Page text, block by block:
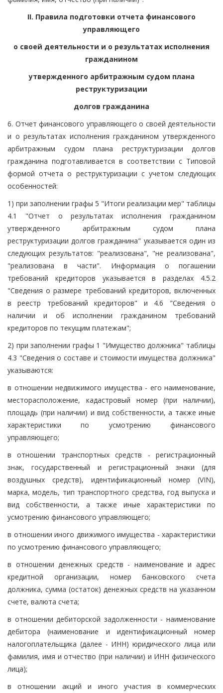
II. Правила подготовки отчета финансового
управляющего
о своей деятельности и о результатах исполнения
гражданином
утвержденного арбитражным судом плана
реструктуризации
долгов гражданина
6. Отчет финансового управляющего о своей деятельности
и о результатах исполнения гражданином утвержденного
арбитражным судом плана реструктуризации долгов
гражданина подготавливается в соответствии с Типовой
формой отчета о реструктуризации с учетом следующих
особенностей:
1) при заполнении графы 5 "Итоги реализации мер" таблицы
4.1 "Отчет о результатах исполнения гражданином
утвержденного арбитражным судом плана
реструктуризации долгов гражданина" указывается один из
следующих результатов: "реализована", "не реализована",
"реализована в части". Информация о погашении
требований кредиторов указывается в разделах 4.5.2
"Сведения о размере требований кредиторов, включенных
в реестр требований кредиторов" и 4.6 "Сведения о
наличии и об исполнении гражданином требований
кредиторов по текущим платежам";
2) при заполнении графы 1 "Имущество должника" таблицы
4.3 "Сведения о составе и стоимости имущества должника"
указываются:
в отношении недвижимого имущества - его наименование,
месторасположение, кадастровый номер (при наличии),
площадь (при наличии) и вид собственности, а также иные
характеристики по усмотрению финансового
управляющего;
в отношении транспортных средств - регистрационный
знак, государственный и регистрационный знаки (для
воздушных средств), идентификационный номер (VIN),
марка, модель, тип транспортного средства, год выпуска и
вид собственности, а также иные характеристики по
усмотрению финансового управляющего;
в отношении иного движимого имущества - характеристики
по усмотрению финансового управляющего;
в отношении денежных средств - наименование и адрес
кредитной организации, номер банковского счета
должника, сумма (остаток) денежных средств на указанном
счете, валюта счета;
в отношении дебиторской задолженности - наименование
дебитора (наименование и идентификационный номер
налогоплательщика (далее - ИНН) юридического лица или
фамилия, имя и отчество (при наличии) и ИНН физического
лица);
в отношении акций и иного участия в коммерческих